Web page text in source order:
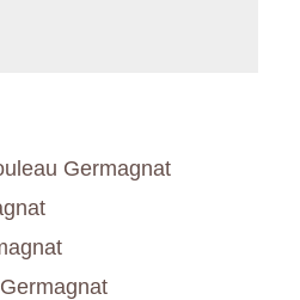
Germagnat